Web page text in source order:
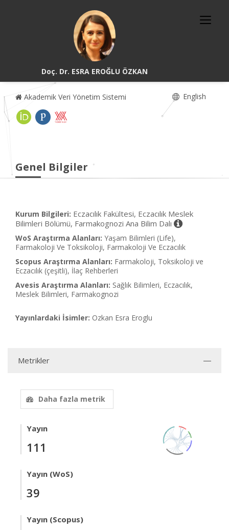
Doç. Dr. ESRA EROĞLU ÖZKAN
Akademik Veri Yönetim Sistemi English
Genel Bilgiler
Kurum Bilgileri: Eczacılık Fakültesi, Eczacılık Meslek
Bilimleri Bölümü, Farmakognozi Ana Bilim Dalı
WoS Araştırma Alanları: Yaşam Bilimleri (Life),
Farmakoloji Ve Toksikoloji, Farmakoloji Ve Eczacılık
Scopus Araştırma Alanları: Farmakoloji, Toksikoloji ve
Eczacılık (çeşitli), İlaç Rehberleri
Avesis Araştırma Alanları: Sağlık Bilimleri, Eczacılık,
Meslek Bilimleri, Farmakognozi
Yayınlardaki İsimler: Ozkan Esra Eroglu
Metrikler
Daha fazla metrik
Yayın
111
Yayın (WoS)
39
Yayın (Scopus)